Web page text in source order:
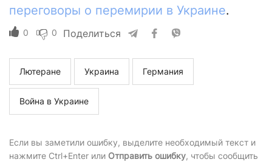
переговоры о перемирии в Украине.
0 0 Поделиться
Лютеране Украина Германия
Война в Украине
Если вы заметили ошибку, выделите необходимый текст и
нажмите Ctrl+Enter или Отправить ошибку, чтобы сообщить